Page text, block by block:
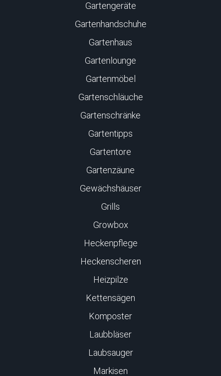
Gartengeräte
Gartenhandschuhe
Gartenhaus
Gartenlounge
Gartenmöbel
Gartenschläuche
Gartenschränke
Gartentipps
Gartentore
Gartenzäune
Gewächshäuser
Grills
Growbox
Heckenpflege
Heckenscheren
Heizpilze
Kettensägen
Komposter
Laubbläser
Laubsauger
Markisen